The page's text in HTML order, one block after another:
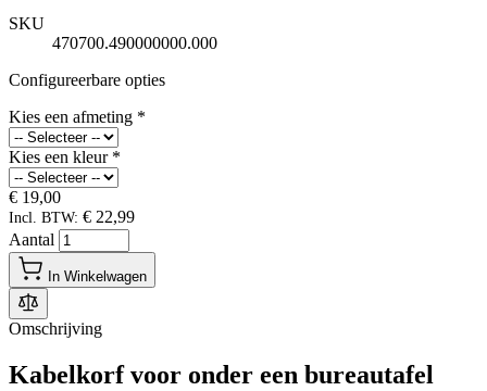
SKU
470700.490000000.000
Configureerbare opties
Kies een afmeting *
Kies een kleur *
€ 19,00
Incl. BTW: € 22,99
Aantal
In Winkelwagen
Omschrijving
Kabelkorf voor onder een bureautafel